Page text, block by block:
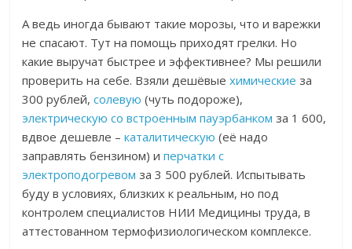
А ведь иногда бывают такие морозы, что и варежки
не спасают. Тут на помощь приходят грелки. Но
какие выручат быстрее и эффективнее? Мы решили
проверить на себе. Взяли дешёвыехимические за
300 рублей,солевую (чуть подороже),
электрическую со встроенным пауэрбанком за 1 600,
вдвое дешевле –каталитическую (её надо
заправлять бензином) иперчатки с
электроподогревом за 3 500 рублей. Испытывать
буду в условиях, близких к реальным, но под
контролем специалистов НИИ Медицины труда, в
аттестованном термофизиологическом комплексе.